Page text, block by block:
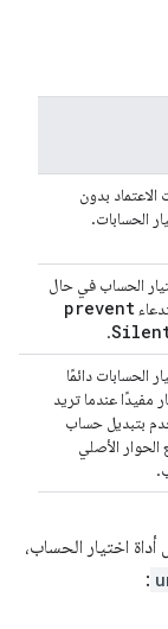
الاعتماد بدون
الحسابات.
الحساب في حال
prevent
.
الحسابات دائمًا
مفيدًا عندما تريد
بتبديل حساب
الأصلي
اختيار الحساب،
: